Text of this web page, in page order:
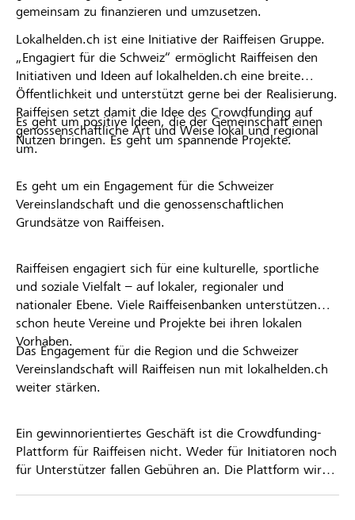
gemeinsam zu finanzieren und umzusetzen.
Lokalhelden.ch ist eine Initiative der Raiffeisen Gruppe.
„Engagiert für die Schweiz“ ermöglicht Raiffeisen den
Initiativen und Ideen auf lokalhelden.ch eine breite
Öffentlichkeit und unterstützt gerne bei der Realisierung.
Raiffeisen setzt damit die Idee des Crowdfunding auf
genossenschaftliche Art und Weise lokal und regional
um.
Es geht um positive Ideen, die der Gemeinschaft einen
Nutzen bringen. Es geht um spannende Projekte.
Es geht um ein Engagement für die Schweizer
Vereinslandschaft und die genossenschaftlichen
Grundsätze von Raiffeisen.
Raiffeisen engagiert sich für eine kulturelle, sportliche
und soziale Vielfalt – auf lokaler, regionaler und
nationaler Ebene. Viele Raiffeisenbanken unterstützen
schon heute Vereine und Projekte bei ihren lokalen
Vorhaben.
Das Engagement für die Region und die Schweizer
Vereinslandschaft will Raiffeisen nun mit lokalhelden.ch
weiter stärken.
Ein gewinnorientiertes Geschäft ist die Crowdfunding-
Plattform für Raiffeisen nicht. Weder für Initiatoren noch
für Unterstützer fallen Gebühren an. Die Plattform wird